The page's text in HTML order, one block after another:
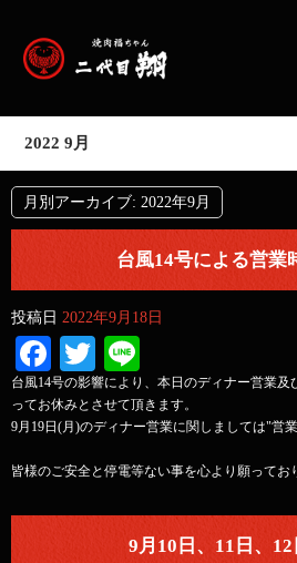
2022 9月
月別アーカイブ: 2022年9月
台風14号による営業
投稿日 2022年9月18日
Facebook
Twitter
台風14号の影響により、本日のディナー営業
ってお休みとさせて頂きます。
9月19日(月)のディナー営業に関しましては"営
皆様のご安全と停電等ない事を心より願ってお
9月10日、11日、